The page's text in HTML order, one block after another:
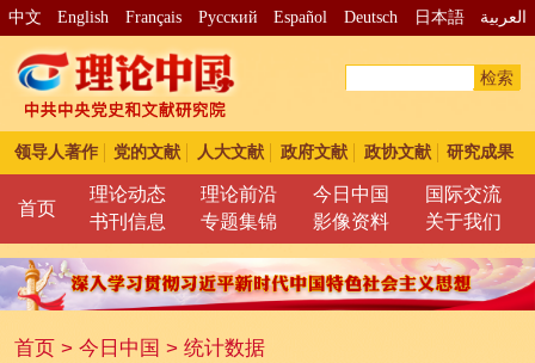
中文 English Français Pусский Español Deutsch 日本語 العربية
检索
领导人著作 党的文献 人大文献 政府文献 政协文献 研究成果
首页
理论动态 理论前沿 今日中国
国际交流
书刊信息
专题集锦 影像资料 关于我们
首页> 今日中国 > 统计数据